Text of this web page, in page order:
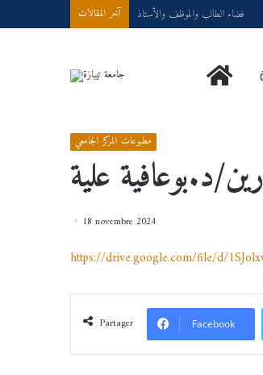
آخر المقالات Demande d’accès à internet
مطبوعات المركز الجامعي
18 novembre 2024
https://drive.google.com/file/d/
Partager Facebook